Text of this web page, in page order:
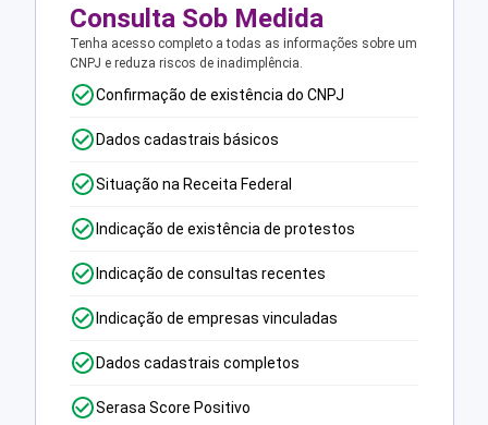
Consulta Sob Medida
Tenha acesso completo a todas as informações sobre um
CNPJ e reduza riscos de inadimplência.
Confirmação de existência do CNPJ
Dados cadastrais básicos
Situação na Receita Federal
Indicação de existência de protestos
Indicação de consultas recentes
Indicação de empresas vinculadas
Dados cadastrais completos
Serasa Score Positivo